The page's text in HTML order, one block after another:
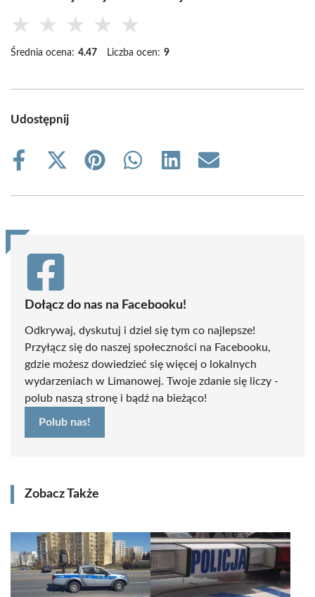
★ ★ ★ ★ ★
Średnia ocena: 4.47 Liczba ocen: 9
Udostępnij
Share
Share
(Twitter)
Share
Share
Share
Share
Dołącz do nas na Facebooku!
Odkrywaj, dyskutuj i dziel się tym co najlepsze!
Przyłącz się do naszej społeczności na Facebooku,
gdzie możesz dowiedzieć się więcej o lokalnych
wydarzeniach w Limanowej. Twoje zdanie się liczy -
polub naszą stronę i bądź na bieżąco!
Polub nas!
Zobacz Także